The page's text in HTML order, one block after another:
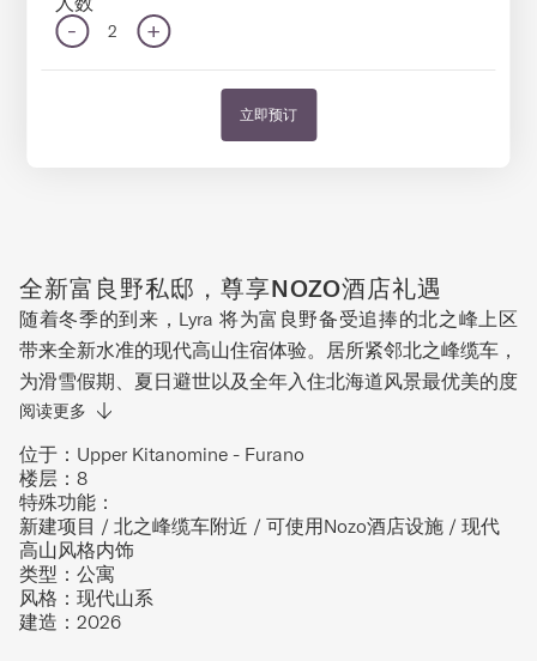
- 2 +
立即预订
全新富良野私邸，尊享NOZO酒店礼遇
随着冬季的到来，Lyra 将为富良野备受追捧的北之峰上区
带来全新水准的现代高山住宿体验。居所紧邻北之峰缆车，
为滑雪假期、夏日避世以及全年入住北海道风景最优美的度
假胜地之一的宾客，提供精致便捷的下榻之所。Lyra 是一
系列专属住宅，分布于两栋由建筑师精心设计的建筑中，分
别为 Lyra East 和 Lyra West。每间公寓都旨在提供舒适的度
假生活，拥有温馨现代的内饰、开放式空间以及精心挑选的
装饰材料，营造出优雅的宾至如归之感。住宿系列包括一居
室、两居室、三居室和四居室公寓，使 Lyra 非常适合寻求
私密、舒适并能轻松体验富良野山地生活方式的情侣、家庭
和朋友团体。在雪坡上度过一天后，宾客可以回到自己舒适
阅读更多
位于： Upper Kitanomine - Furano
楼层： 8
特殊功能：
新建项目 / 北之峰缆车附近 / 可使用Nozo酒店设施 / 现代
高山风格内饰
类型： 公寓
风格： 现代山系
建造： 2026